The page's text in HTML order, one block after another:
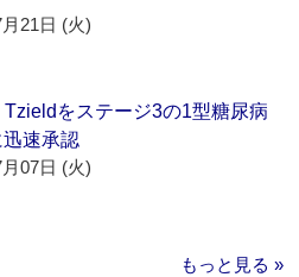
21日 (火)
をステージ3の1型糖尿病
速承認
07日 (火)
もっと見る »